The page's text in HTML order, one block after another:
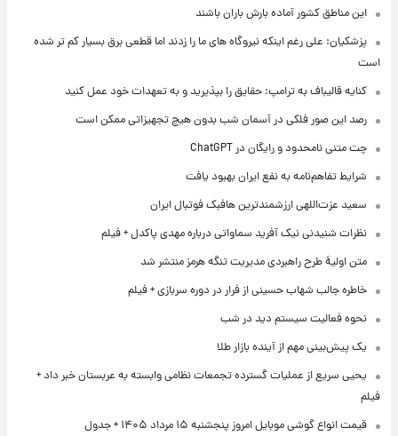
این مناطق کشور آماده بارش باران باشند
پزشکیان: علی رغم اینکه نیروگاه های ما را زدند اما قطعی برق بسیار کم تر شده
است
کنایه قالیباف به ترامپ: حقایق را بپذیرید و به تعهدات خود عمل کنید
رصد این صور فلکی در آسمان شب بدون هیچ تجهیزاتی ممکن است
چت متنی نامحدود و رایگان در ChatGPT
شرایط تفاهم‌نامه به نفع ایران بهبود یافت
سعید عزت‌اللهی ارزشمندترین هافبک فوتبال ایران
نظرات شنیدنی نیک آفرید سماواتی درباره مهدی پاکدل + فیلم
متن اولیۀ طرح راهبردی مدیریت تنگه هرمز منتشر شد
خاطره جالب شهاب حسینی از فرار در دوره سربازی + فیلم
نحوه فعالیت سیستم دید در شب
یک پیش‌بینی مهم از آینده بازار طلا
یحیی سریع از عملیات گسترده تجمعات نظامی وابسته به عربستان خبر داد +
فیلم
قیمت انواع گوشی موبایل امروز پنجشنبه ۱۵ مرداد ۱۴۰۵ + جدول